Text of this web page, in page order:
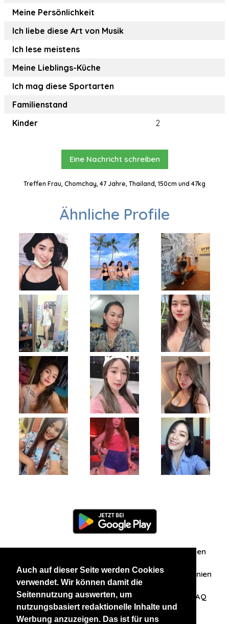
Auch auf dieser Seite werden Cookies
verwendet. Wir können damit die
Seitennutzung auswerten, um
nutzungsbasiert redaktionelle Inhalte und
Werbung anzuzeigen. Das ist für uns
Meine Persönlichkeit
Ich liebe diese Art von Musik
Ich lese meistens
Meine Lieblings-Küche
Ich mag diese Sportarten
Familienstand
Kinder
2
Eine Nachricht schreiben
Treffen Frau, Chomchay, 47 Jahre, Thailand, 150cm und 47kg
Ähnliche Profile
Zuschriften/Erfahrungen
Datenschutzerklärung AGB Datenschutzrichtlinien
Nehmen Sie Kontakt mit uns auf FAQ